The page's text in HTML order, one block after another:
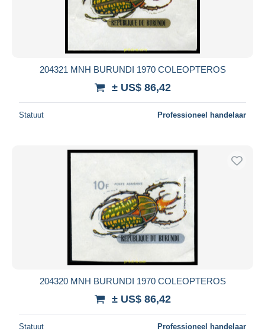
204321 MNH BURUNDI 1970 COLEOPTEROS
± US$ 86,42
Statuut Professioneel handelaar
204320 MNH BURUNDI 1970 COLEOPTEROS
± US$ 86,42
Statuut Professioneel handelaar